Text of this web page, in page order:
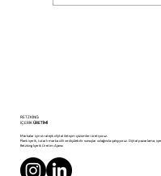
RETZKING
İÇERİKÜRETİMİ
Markalar için stratejik dijital iletişim çözümleri üretiyoruz.
Planlı içerik, tutarlı marka dili ve ölçülebilir sonuçlar odağında çalışıyoruz. Dijital pazarlama,
Retzking İçerik Üretim Ajansı